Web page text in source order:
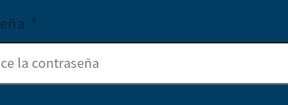
*